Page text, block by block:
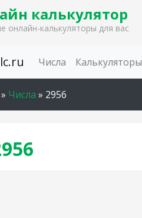
калькулятор
онлайн-калькуляторы для вас
Числа Калькуляторы
» Числа » 2956